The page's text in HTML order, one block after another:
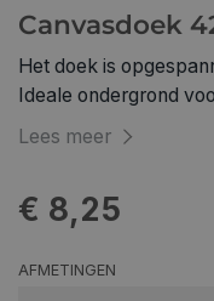
Canvasdoek
Het doek is
Ideale ondergrond
gemengde
vuurhouten spieraam.
hardhouten spietjes/
Lees meer
€ 8,25
AFMETINGEN